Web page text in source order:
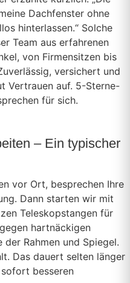
Dachfenster ohne
hinterlassen.“ Solche
Team aus erfahrenen
von Firmensitzen bis
versichert und
Vertrauen auf. 5-Sterne-
für sich.
– Ein typischer
vor Ort, besprechen Ihre
Dann starten wir mit
Teleskopstangen für
hartnäckigen
Rahmen und Spiegel.
Das dauert selten länger
besseren